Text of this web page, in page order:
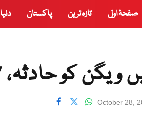
صفحۂ اول تازہ ترین پاکستان دنیا
حادثہ، 17 افراد جاں بحق
October 28,